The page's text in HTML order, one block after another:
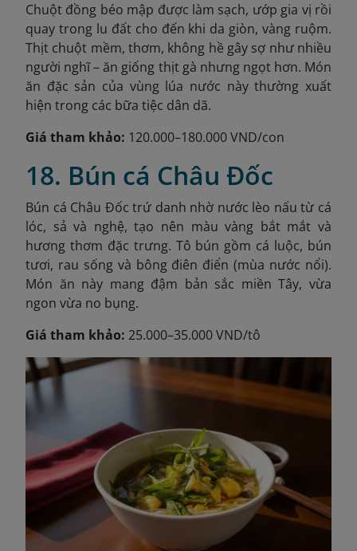
Chuột đồng béo mập được làm sạch, ướp gia vị rồi
quay trong lu đất cho đến khi da giòn, vàng ruộm.
Thịt chuột mềm, thơm, không hề gây sợ như nhiều
người nghĩ – ăn giống thịt gà nhưng ngọt hơn. Món
ăn đặc sản của vùng lúa nước này thường xuất
hiện trong các bữa tiệc dân dã.
Giá tham khảo: 120.000–180.000 VND/con
18. Bún cá Châu Đốc
Bún cá Châu Đốc trứ danh nhờ nước lèo nấu từ cá
lóc, sả và nghệ, tạo nên màu vàng bắt mắt và
hương thơm đặc trưng. Tô bún gồm cá luộc, bún
tươi, rau sống và bông điên điển (mùa nước nổi).
Món ăn này mang đậm bản sắc miền Tây, vừa
ngon vừa no bụng.
Giá tham khảo: 25.000–35.000 VND/tô